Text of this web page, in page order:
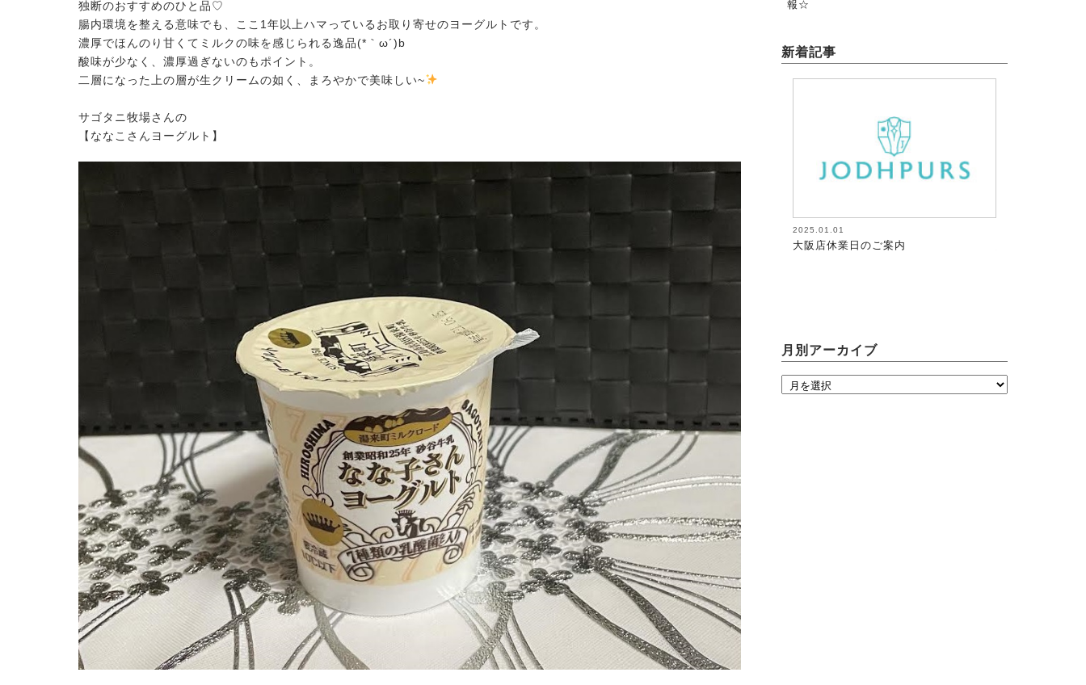
独断のおすすめのひと品♡
腸内環境を整える意味でも、
ここ1年以上ハマっているお取り寄せのヨーグルトです。
濃厚でほんのり甘くてミルクの味を感じられる逸品(*｀ω´)b
酸味が少なく、濃厚過ぎないのもポイント。
二層になった上の層が生クリームの如く、まろやかで美味しい~
サゴタニ牧場さんの
【ななこさんヨーグルト】
報☆
新着記事
鞭はいかがですかっ☆
大阪店休業日のご案内
2026.08.05
馬術（17）【～馬にたずさわる人全て
月別アーカイブ